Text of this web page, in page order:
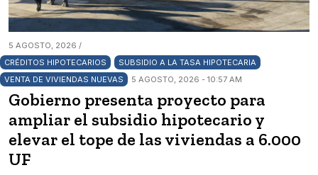
5 AGOSTO, 2026 /
CRÉDITOS HIPOTECARIOS
SUBSIDIO A LA TASA HIPOTECARIA
VENTA DE VIVIENDAS NUEVAS
5 AGOSTO, 2026 - 10:57 AM
Gobierno presenta proyecto para
ampliar el subsidio hipotecario y
elevar el tope de las viviendas a 6.000
UF